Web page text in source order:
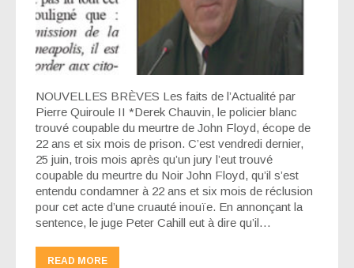
NOUVELLES BRÈVES Les faits de l’Actualité par
Pierre Quiroule II *Derek Chauvin, le policier blanc
trouvé coupable du meurtre de John Floyd, écope de
22 ans et six mois de prison. C’est vendredi dernier,
25 juin, trois mois après qu’un jury l’eut trouvé
coupable du meurtre du Noir John Floyd, qu’il s’est
entendu condamner à 22 ans et six mois de réclusion
pour cet acte d’une cruauté inouïe. En annonçant la
sentence, le juge Peter Cahill eut à dire qu’il…
READ MORE